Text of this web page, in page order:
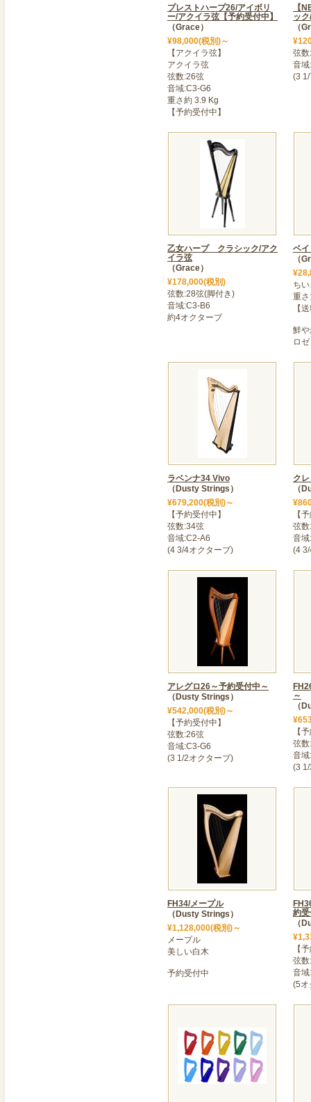
2023年04月20日
＜ ■ゴールデンウィーク
厚木店(神奈川県厚木市)
ン、ハープ試奏などご予
きますのでメールにてご
atsugi@graceharp.com
にてご確認ください。
>＜ GW特別企画【仙台店
5月1・2・3日の3日間、
対象としたワークショッ
ご指導いたしますので、
方も気軽にご参加くださ
2023年12月14日
＜ 「沙羅ハープ クラシ
使いやすさと上質な作り
プ」にイタリア製のアク
から更に進化しました。
2023年12月26日
＜ 【年末年始の商品発送
年内発送は12月30日まで
送させていただきます。
2023年12月05日
>＜ フレックスハープ22
只今「フレックスハープ
おります。入荷時期につ
す。
ご迷惑をおかけし大変申
て
いただきます。ご予約に
カー
尚、ピンクは現在、通常
2023年11月11日
＜ ★Dusty Stringハープ
コロナ禍で納品時期が～
3ヶ月～6ヶ月に戻りまし
2023年11月01日
>＜ NEWモデル「フレッ
【膝のせスタイル】【ハ
ル】と3種類の演奏スタ
明るく伸びのある音色の
ルなハープです。お好み
>＜ ”プレストハープ26”
ワイドな音域と軽量でス
26」に美しい輝きの新型
るい音色の「アクイラ弦
ー]が新発売になりました
2023年10月16日
＜ フレックスハープ15
<フレックスハープ15
人気の15弦レバーハープ
伴って入荷しました。
乙女ハープ/カトレア34・
を使用しています。
明るくて伸びのある音色
＜ 【パステルハープ・
小型で軽量(1.5㎏)のかわ
ました。初めての方でも
2023年10月07日
プレストハープ26/アイボリ
ー/アクイラ弦【予約受付中】
（Grace）
¥98,000(税別)～
【アクイラ弦】
アクイラ弦
弦数:26弦
音域:C3-G6
重さ約 3.9 Kg
【予約受付中】
【
ッ
（
弦
音
(3
乙女ハープ クラシック/アク
イラ弦
（Grace）
¥178,000(税別)
弦数:28弦(脚付き)
音域:C3-B6
約4オクターブ
ベ
（
ち
重
【
鮮
ロ
ラベンナ34 Vivo
（Dusty Strings）
¥679,200(税別)～
【予約受付中】
弦数:34弦
音域:C2-A6
(4 3/4オクターブ)
ク
（
【
弦
音
(4
アレグロ26～予約受付中～
（Dusty Strings）
¥542,000(税別)～
【予約受付中】
弦数:26弦
音域:C3-G6
(3 1/2オクターブ)
～
（
【
弦
音
(3
FH34/メープル
（Dusty Strings）
¥1,128,000(税別)～
メープル
美しい白木
予約受付中
約
（
【
弦
音
(5オ